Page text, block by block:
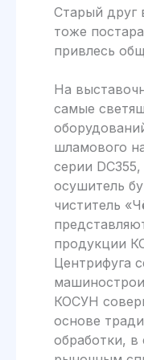
Старый друг
тоже
привлесь
На
самые
шламового
серии
осушитель
чиститель
продукции
Центрифуга
КОСУН
основе
обработки, в